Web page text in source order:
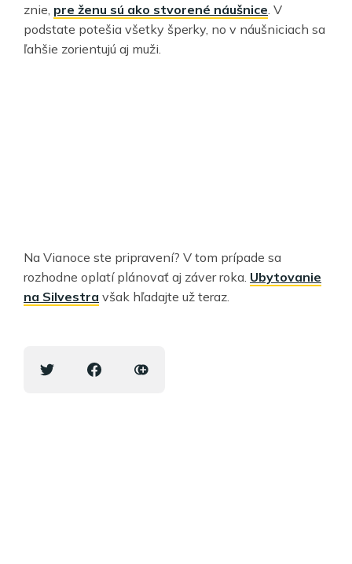
znie, pre ženu sú ako stvorené náušnice . V
podstate potešia všetky šperky, no v náušniciach sa
ľahšie zorientujú aj muži.
Na Vianoce ste pripravení? V tom prípade sa
rozhodne oplatí plánovať aj záver roka. Ubytovanie
na Silvestra však hľadajte už teraz.